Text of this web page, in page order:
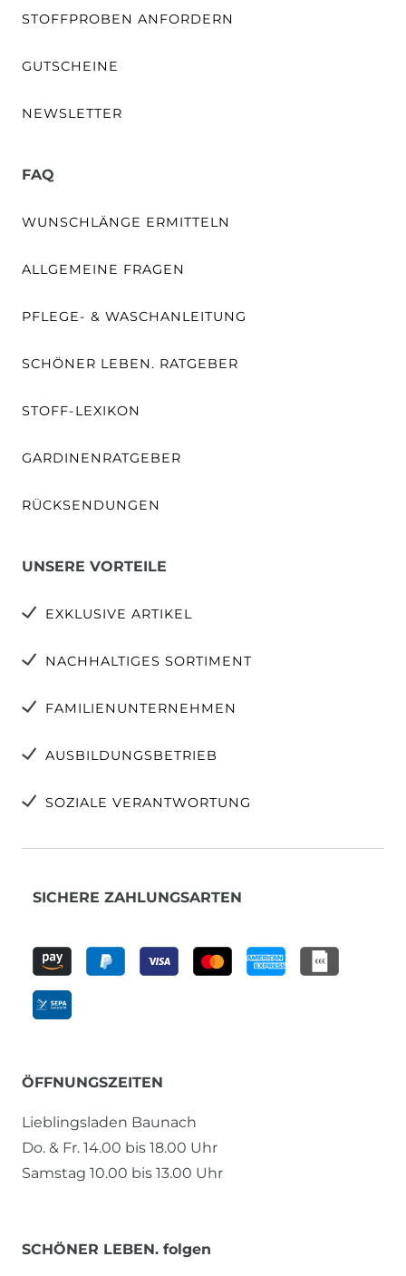
STOFFPROBEN ANFORDERN
GUTSCHEINE
NEWSLETTER
FAQ
WUNSCHLÄNGE ERMITTELN
ALLGEMEINE FRAGEN
PFLEGE- & WASCHANLEITUNG
SCHÖNER LEBEN. RATGEBER
STOFF-LEXIKON
GARDINENRATGEBER
RÜCKSENDUNGEN
UNSERE VORTEILE
EXKLUSIVE ARTIKEL
NACHHALTIGES SORTIMENT
FAMILIENUNTERNEHMEN
AUSBILDUNGSBETRIEB
SOZIALE VERANTWORTUNG
SICHERE ZAHLUNGSARTEN
ÖFFNUNGSZEITEN
Lieblingsladen Baunach
Do. & Fr. 14.00 bis 18.00 Uhr
Samstag 10.00 bis 13.00 Uhr
SCHÖNER LEBEN. folgen